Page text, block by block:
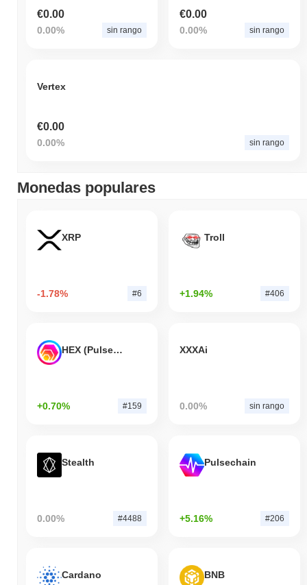
€0.00
0.00% sin rango
€0.00
0.00% sin rango
Vertex
€0.00
0.00% sin rango
Monedas populares
XRP
-1.78% #6
Troll
+1.94% #406
HEX (Pulsechain)
+0.70% #159
XXXAi
0.00% sin rango
Stealth
0.00% #4488
Pulsechain
+5.16% #206
Cardano BNB